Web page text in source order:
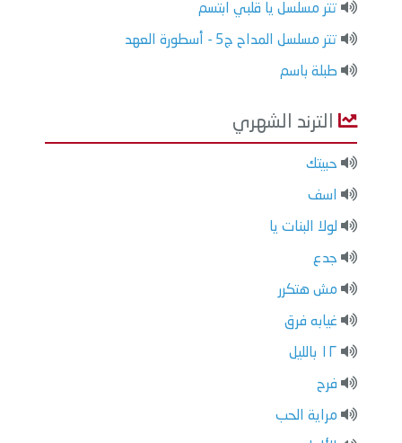
تتر مسلسل يا قلبي ابتسم
تتر مسلسل المداح ج5 - أسطورة العهد
طبلة باسم
الترند الشهري
حبيتك
اسف
لولا البنات يا
جدع
مش هتكرر
غيابه فرق
١٢ بالليل
فرح
مراية الحب